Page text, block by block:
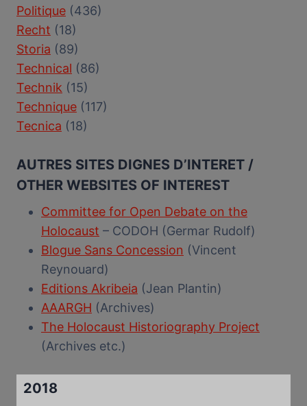
Politique (436)
Recht (18)
Storia (89)
Technical (86)
Technik (15)
Technique (117)
Tecnica (18)
AUTRES SITES DIGNES D’INTERET /
OTHER WEBSITES OF INTEREST
Committee for Open Debate on the
Holocaust – CODOH (Germar Rudolf)
Blogue Sans Concession (Vincent
Reynouard)
Editions Akribeia (Jean Plantin)
AAARGH (Archives)
The Holocaust Historiography Project
(Archives etc.)
2018